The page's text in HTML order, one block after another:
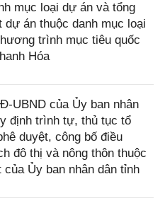
mục loại dự án và tổng
án thuộc danh mục loại
trình mục tiêu quốc
Hóa
UBND của Ủy ban nhân
định trình tự, thủ tục tổ
duyệt, công bố điều
đô thị và nông thôn thuộc
Ủy ban nhân dân tỉnh